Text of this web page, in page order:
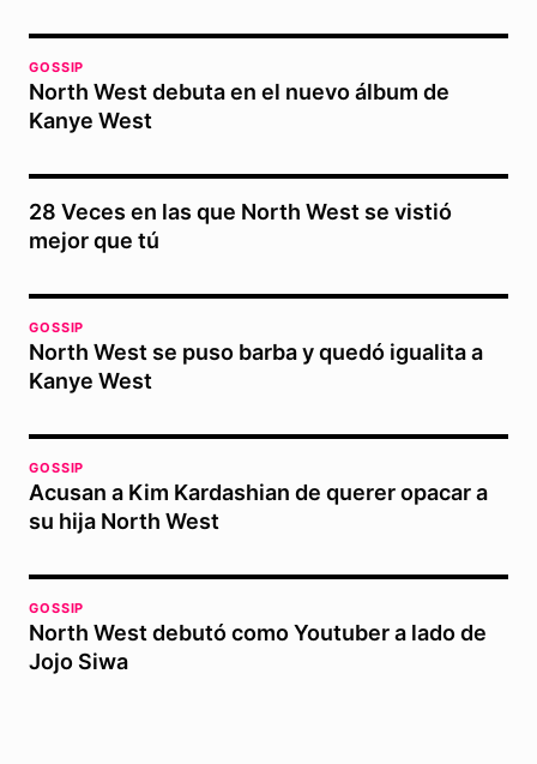
GOSSIP
North West debuta en el nuevo álbum de
Kanye West
28 Veces en las que North West se vistió
mejor que tú
GOSSIP
North West se puso barba y quedó igualita a
Kanye West
GOSSIP
Acusan a Kim Kardashian de querer opacar a
su hija North West
GOSSIP
North West debutó como Youtuber a lado de
Jojo Siwa